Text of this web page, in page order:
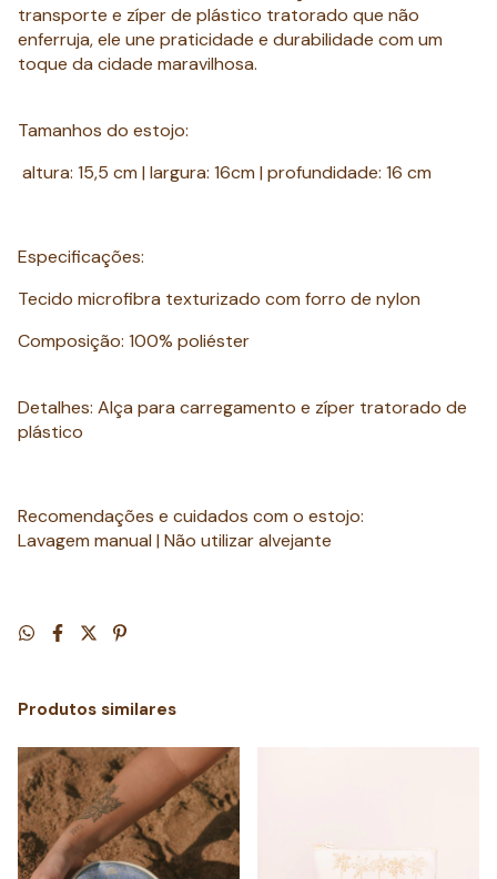
transporte e zíper de plástico tratorado que não
enferruja, ele une praticidade e durabilidade com um
toque da cidade maravilhosa.
Tamanhos do estojo:
altura: 15,5 cm | largura: 16cm | profundidade: 16 cm
Especificações:
Tecido microfibra texturizado com forro de nylon
Composição: 100% poliéster
Detalhes: Alça para carregamento e zíper tratorado de
plástico
Recomendações e cuidados com o estojo:
Lavagem manual | Não utilizar alvejante
Produtos similares